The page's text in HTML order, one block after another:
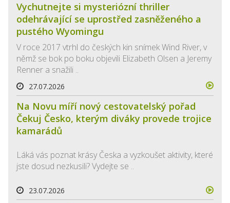
Vychutnejte si mysteriózní thriller
odehrávající se uprostřed zasněženého a
pustého Wyomingu
V roce 2017 vtrhl do českých kin snímek Wind River, v
němž se bok po boku objevili Elizabeth Olsen a Jeremy
Renner a snažili ..
27.07.2026
Na Novu míří nový cestovatelský pořad
Čekuj Česko, kterým diváky provede trojice
kamarádů
Láká vás poznat krásy Česka a vyzkoušet aktivity, které
jste dosud nezkusili? Vydejte se ..
23.07.2026